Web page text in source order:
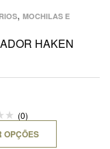
, MOCHILAS E
HAKEN
(0)
OPÇÕES